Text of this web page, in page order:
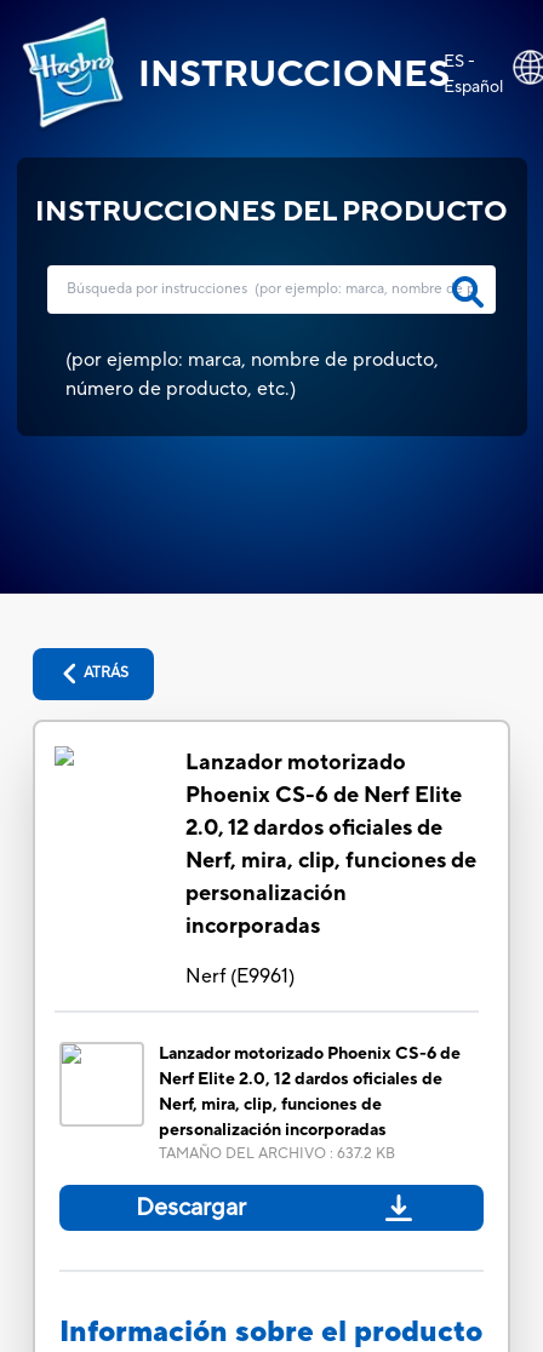
INSTRUCCIONESES -
Español
INSTRUCCIONES DEL PRODUCTO
(por ejemplo: marca, nombre de producto,
número de producto, etc.)
ATRÁS
Lanzador motorizado
Phoenix CS-6 de Nerf Elite
2.0, 12 dardos oficiales de
Nerf, mira, clip, funciones de
personalización
incorporadas
Nerf(E9961)
Lanzador motorizado Phoenix CS-6 de
Nerf Elite 2.0, 12 dardos oficiales de
Nerf, mira, clip, funciones de
personalización incorporadas
TAMAÑO DEL ARCHIVO: 637.2 KB
Descargar
Información sobre el producto